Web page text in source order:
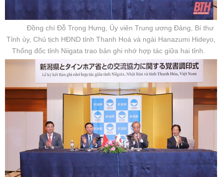
Đồng chí Đỗ Trọng Hưng, Ủy viên Trung ương Đảng, Bí thư
Tỉnh ủy, Chủ tịch HĐND tỉnh Thanh Hoá và ngài Hanazumi Hideyo,
Thống đốc tỉnh Niigata trao bản ghi nhớ hợp tác giữa hai tỉnh.